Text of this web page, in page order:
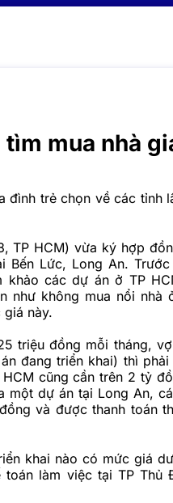
mua nhà
đình trẻ chọn về các tỉnh
TP HCM) vừa ký hợp
Bến Lức, Long An.
khảo các dự án ở TP
như không mua nổi nhà
này.
triệu đồng mỗi tháng,
đang triển khai) thì phải
cũng cần trên 2 tỷ
một dự án tại Long An,
và được thanh toán
khai nào có mức giá
làm việc tại TP Thủ